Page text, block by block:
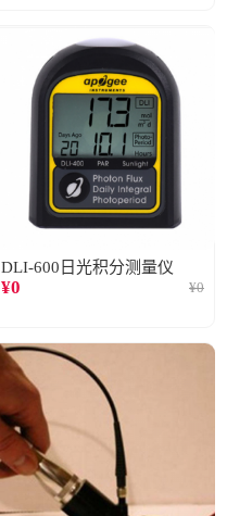
DLI-600日光积分测量仪
¥0 ¥0